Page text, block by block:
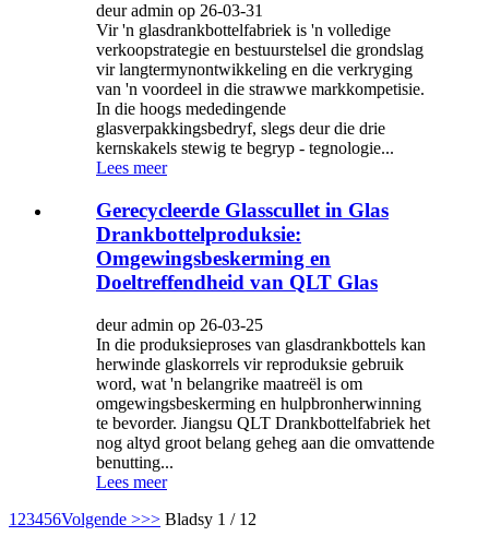
deur admin op 26-03-31
Vir 'n glasdrankbottelfabriek is 'n volledige
verkoopstrategie en bestuurstelsel die grondslag
vir langtermynontwikkeling en die verkryging
van 'n voordeel in die strawwe markkompetisie.
In die hoogs mededingende
glasverpakkingsbedryf, slegs deur die drie
kernskakels stewig te begryp - tegnologie...
Lees meer
Gerecycleerde Glasscullet in Glas
Drankbottelproduksie:
Omgewingsbeskerming en
Doeltreffendheid van QLT Glas
deur admin op 26-03-25
In die produksieproses van glasdrankbottels kan
herwinde glaskorrels vir reproduksie gebruik
word, wat 'n belangrike maatreël is om
omgewingsbeskerming en hulpbronherwinning
te bevorder. Jiangsu QLT Drankbottelfabriek het
nog altyd groot belang geheg aan die omvattende
benutting...
Lees meer
1 23456Volgende >>> Bladsy 1 / 12